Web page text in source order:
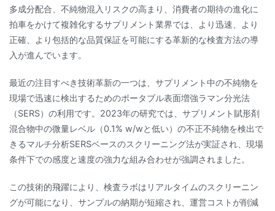
多成分配合、不純物混入リスクの高まり、消費者の期待の進化に
拍車をかけて複雑化するサプリメント業界では、より迅速、より
正確、より包括的な品質保証を可能にする革新的な検査方法の導
入が進んでいます。
最近の注目すべき技術革新の一つは、サプリメント中の不純物を
現場で迅速に検出するためのポータブル表面増強ラマン分光法
（SERS）の利用です。2023年の研究では、サプリメント賦形剤
混合物中の微量レベル（0.1% w/wと低い）の不正不純物を検出で
きるマルチ分析SERSベースのスクリーニング法が実証され、現場
条件下での感度と速度の強力な組み合わせが強調されました。
この技術的飛躍により、検査ラボはリアルタイムのスクリーニン
グが可能になり、サンプルの納期が短縮され、運営コストが削減